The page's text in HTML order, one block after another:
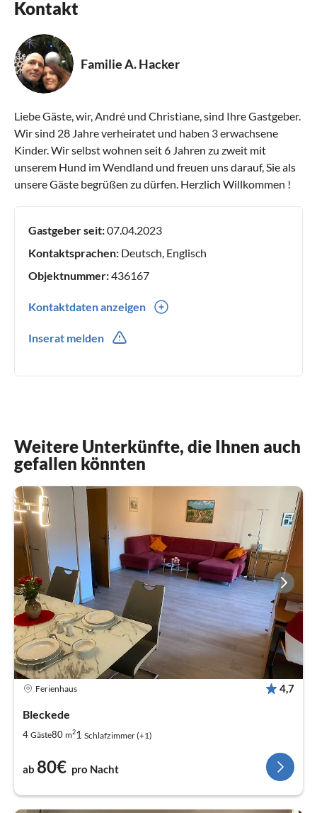
Kontakt
Familie A. Hacker
Liebe Gäste, wir, André und Christiane, sind Ihre Gastgeber.
Wir sind 28 Jahre verheiratet und haben 3 erwachsene
Kinder. Wir selbst wohnen seit 6 Jahren zu zweit mit
unserem Hund im Wendland und freuen uns darauf, Sie als
unsere Gäste begrüßen zu dürfen. Herzlich Willkommen !
Gastgeber seit:07.04.2023
Kontaktsprachen: Deutsch, Englisch
Objektnummer:436167
Kontaktdaten anzeigen
Inserat melden
Weitere Unterkünfte, die Ihnen auch
gefallen könnten
Ferienhaus 4,7
Bleckede
4 Gäste80 m21 Schlafzimmer (+1)
ab 80€ pro Nacht